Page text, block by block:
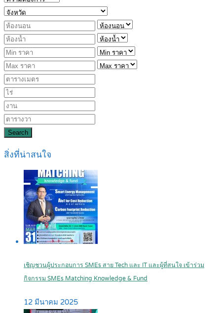
Search
สิ่งที่น่าสนใจ
เชิญชวนผู้ประกอบการ SMEs สาย Tech และ IT และผู้ที่สนใจ เข้าร่วม
กิจกรรม SMEs Matching Knowledge & Fund
12 มีนาคม 2025